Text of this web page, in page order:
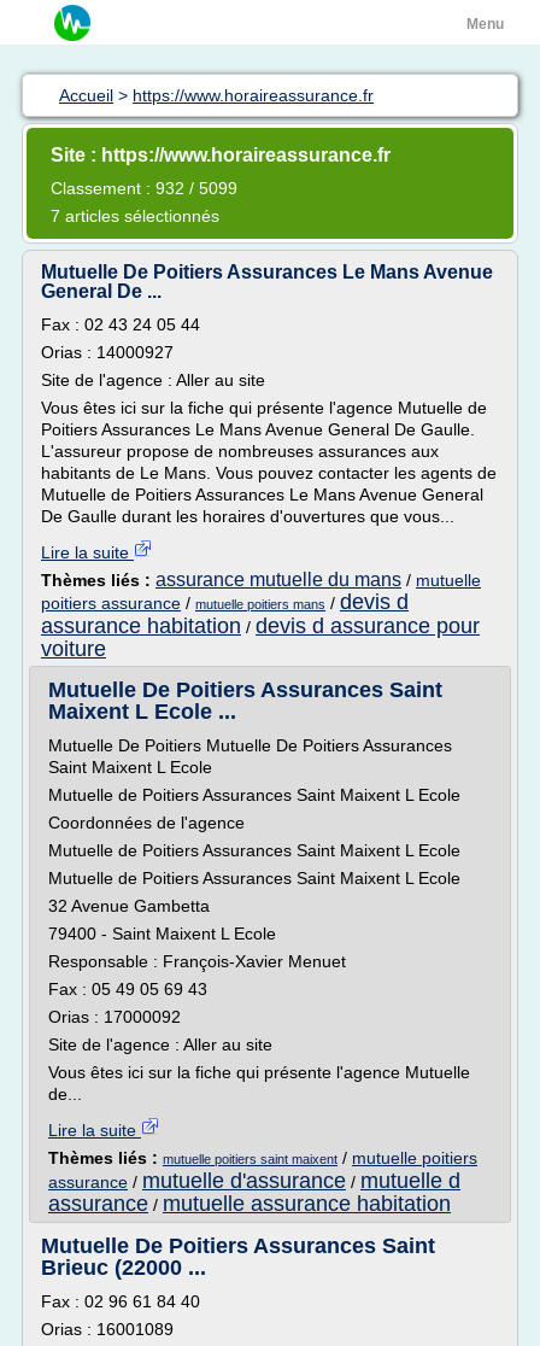
Menu
Accueil > https://www.horaireassurance.fr
Site : https://www.horaireassurance.fr
Classement : 932 / 5099
7 articles sélectionnés
Mutuelle De Poitiers Assurances Le Mans Avenue
General De ...
Fax : 02 43 24 05 44
Orias : 14000927
Site de l'agence : Aller au site
Vous êtes ici sur la fiche qui présente l'agence Mutuelle de
Poitiers Assurances Le Mans Avenue General De Gaulle.
L'assureur propose de nombreuses assurances aux
habitants de Le Mans. Vous pouvez contacter les agents de
Mutuelle de Poitiers Assurances Le Mans Avenue General
De Gaulle durant les horaires d'ouvertures que vous...
Lire la suite
Thèmes liés : assurance mutuelle du mans / mutuelle
poitiers assurance / mutuelle poitiers mans / devis d
assurance habitation / devis d assurance pour
voiture
Mutuelle De Poitiers Assurances Saint
Maixent L Ecole ...
Mutuelle De Poitiers Mutuelle De Poitiers Assurances
Saint Maixent L Ecole
Mutuelle de Poitiers Assurances Saint Maixent L Ecole
Coordonnées de l'agence
Mutuelle de Poitiers Assurances Saint Maixent L Ecole
Mutuelle de Poitiers Assurances Saint Maixent L Ecole
32 Avenue Gambetta
79400 - Saint Maixent L Ecole
Responsable : François-Xavier Menuet
Fax : 05 49 05 69 43
Orias : 17000092
Site de l'agence : Aller au site
Vous êtes ici sur la fiche qui présente l'agence Mutuelle
de...
Lire la suite
Thèmes liés : mutuelle poitiers saint maixent / mutuelle poitiers
assurance / mutuelle d'assurance / mutuelle d
assurance / mutuelle assurance habitation
Mutuelle De Poitiers Assurances Saint
Brieuc (22000 ...
Fax : 02 96 61 84 40
Orias : 16001089